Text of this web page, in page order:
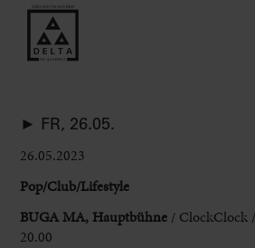
► FR, 26.05.
26.05.2023
Pop/Club/Lifestyle
BUGA MA, Hauptbühne / ClockClock
20.00